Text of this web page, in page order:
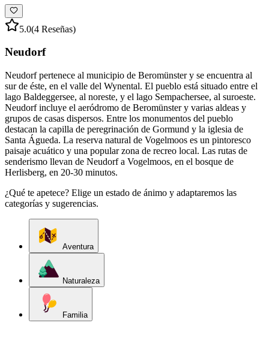
5.0(4 Reseñas)
Neudorf
Neudorf pertenece al municipio de Beromünster y se encuentra al
sur de éste, en el valle del Wynental. El pueblo está situado entre el
lago Baldeggersee, al noreste, y el lago Sempachersee, al suroeste.
Neudorf incluye el aeródromo de Beromünster y varias aldeas y
grupos de casas dispersos. Entre los monumentos del pueblo
destacan la capilla de peregrinación de Gormund y la iglesia de
Santa Águeda. La reserva natural de Vogelmoos es un pintoresco
paisaje acuático y una popular zona de recreo local. Las rutas de
senderismo llevan de Neudorf a Vogelmoos, en el bosque de
Herlisberg, en 20-30 minutos.
¿Qué te apetece? Elige un estado de ánimo y adaptaremos las
categorías y sugerencias.
Aventura
Naturaleza
Familia